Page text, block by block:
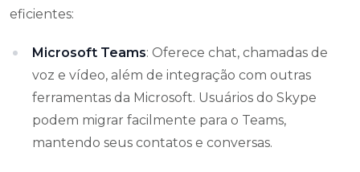
eficientes:
Microsoft Teams: Oferece chat, chamadas de
voz e vídeo, além de integração com outras
ferramentas da Microsoft. Usuários do Skype
podem migrar facilmente para o Teams,
mantendo seus contatos e conversas.